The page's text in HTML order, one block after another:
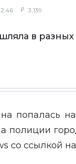
3,139
в разных
попалась
полиции
со ссылкой